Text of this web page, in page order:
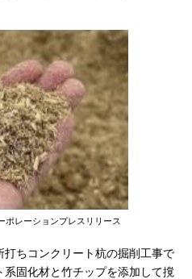
レーションプレスリリース
ちコンクリート杭の掘削工事で
固化材と竹チップを添加して撹